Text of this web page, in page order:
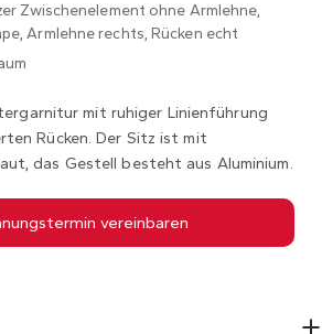
Zwischenelement ohne Armlehne,
Armlehne rechts, Rücken echt
mit ruhiger Linienführung
Rücken. Der Sitz ist mit
das Gestell besteht aus Aluminium.
vereinbaren